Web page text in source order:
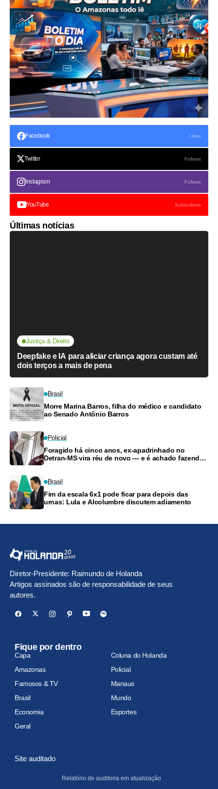
Facebook Likes
Twitter Follows
Instagram Follows
YouTube Subscribers
Últimas notícias
Justiça & Direito
Deepfake e IA para aliciar criança agora custam até
dois terços a mais de pena
Brasil
Morre Marina Barros, filha do médico e candidato
ao Senado Antônio Barros
Policial
Foragido há cinco anos, ex-apadrinhado no
Detran-MS vira réu de novo — e é achado fazendo
Brasil
Fim da escala 6x1 pode ficar para depois das
urnas: Lula e Alcolumbre discutem adiamento
Diretor-Presidente: Raimundo de Holanda
Artigos assinados são de responsabilidade de seus
autores.
Fique por dentro
Capa
Coluna do Holanda
Amazonas
Policial
Famosos & TV
Manaus
Brasil
Mundo
Economia
Esportes
Geral
Site auditado
Relatório de auditoria em atualização